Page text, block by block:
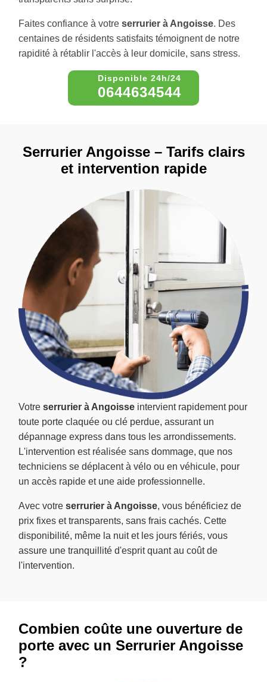
Faites confiance à votre serrurier à Angoisse. Des
centaines de résidents satisfaits témoignent de notre
rapidité à rétablir l'accès à leur domicile, sans stress.
0644634544
Votre serrurier à Angoisse intervient rapidement pour
toute porte claquée ou clé perdue, assurant un
dépannage express dans tous les arrondissements.
L'intervention est réalisée sans dommage, que nos
techniciens se déplacent à vélo ou en véhicule, pour
un accès rapide et une aide professionnelle.
Avec votre serrurier à Angoisse, vous bénéficiez de
prix fixes et transparents, sans frais cachés. Cette
disponibilité, même la nuit et les jours fériés, vous
assure une tranquillité d'esprit quant au coût de
l'intervention.
Serrurier Angoisse – Tarifs clairs
et intervention rapide
Combien coûte une ouverture de
porte avec un Serrurier Angoisse
?